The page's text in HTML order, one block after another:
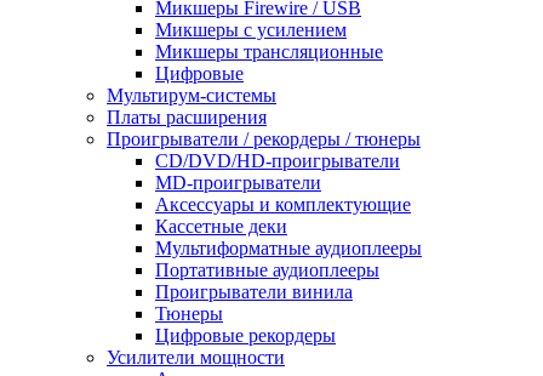
Микшеры Firewire / USB
Микшеры с усилением
Микшеры трансляционные
Цифровые
Мультирум-системы
Платы расширения
Проигрыватели / рекордеры / тюнеры
CD/DVD/HD-проигрыватели
MD-проигрыватели
Аксессуары и комплектующие
Кассетные деки
Мультиформатные аудиоплееры
Портативные аудиоплееры
Проигрыватели винила
Тюнеры
Цифровые рекордеры
Усилители мощности